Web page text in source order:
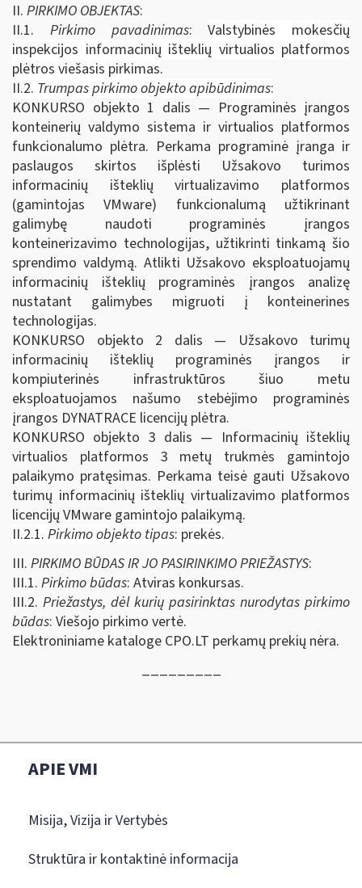
II. PIRKIMO OBJEKTAS:
II.1. Pirkimo pavadinimas:Valstybinės mokesčių
inspekcijos informacinių išteklių virtualios platformos
plėtros viešasis pirkimas.
II.2. Trumpas pirkimo objekto apibūdinimas:
KONKURSO objekto 1 dalis — Programinės įrangos
konteinerių valdymo sistema ir virtualios platformos
funkcionalumo plėtra. Perkama programinė įranga ir
paslaugos skirtos išplėsti Užsakovo turimos
informacinių išteklių virtualizavimo platformos
(gamintojas VMware) funkcionalumą užtikrinant
galimybę naudoti programinės įrangos
konteinerizavimo technologijas, užtikrinti tinkamą šio
sprendimo valdymą. Atlikti Užsakovo eksploatuojamų
informacinių išteklių programinės įrangos analizę
nustatant galimybes migruoti į konteinerines
technologijas.
KONKURSO objekto 2 dalis — Užsakovo turimų
informacinių išteklių programinės įrangos ir
kompiuterinės infrastruktūros šiuo metu
eksploatuojamos našumo stebėjimo programinės
įrangos DYNATRACE licencijų plėtra.
KONKURSO objekto 3 dalis — Informacinių išteklių
virtualios platformos 3 metų trukmės gamintojo
palaikymo pratęsimas. Perkama teisė gauti Užsakovo
turimų informacinių išteklių virtualizavimo platformos
licencijų VMware gamintojo palaikymą.
II.2.1. Pirkimo objekto tipas: prekės.
III. PIRKIMO BŪDAS IR JO PASIRINKIMO PRIEŽASTYS:
III.1. Pirkimo būdas: Atviras konkursas.
III.2. Priežastys, dėl kurių pasirinktas nurodytas pirkimo
būdas: Viešojo pirkimo vertė.
Elektroniniame kataloge CPO.LT perkamų prekių nėra.
_________
APIE VMI
Misija, Vizija ir Vertybės
Struktūra ir kontaktinė informacija